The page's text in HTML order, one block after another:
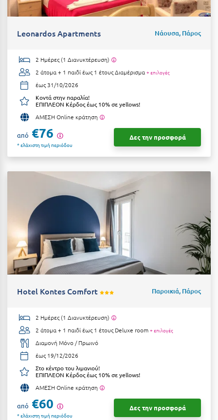
Ηράκλειο
Θάσος
Θεσσαλονίκη
Ιεράπετρα
Ιθάκη
Ικαρία
Καβάλα
Καλάβρυτα
Καλαμάτα
Κάλαμος
Καλαμπάκα
Κάλυμνος
Καμένα Βούρλα
Καρδάμαινα
Καρδαμύλη
Καρδίτσα
Leonardos Apartments Νάουσα, Πάρος
2 Ημέρες (1 Διανυκτέρευση)
2 άτομα + 1 παιδί έως 1 έτουςΔιαμέρισμα + επιλογές
έως 31/10/2026
Κοντά στην παραλία!
ΕΠΙΠΛΕΟΝ Κέρδος έως 10% σε yellows!
ΑΜΕΣΗ Online κράτηση
από €76
* ελάχιστη τιμή περιόδου
Δες την προσφορά
Hotel Kontes Comfort Παροικιά, Πάρος
2 Ημέρες (1 Διανυκτέρευση)
2 άτομα + 1 παιδί έως 1 έτους Deluxe room + επιλογές
Διαμονή Μόνο / Πρωινό
έως 19/12/2026
Στο κέντρο του λιμανιού!
ΕΠΙΠΛΕΟΝ Κέρδος έως 10% σε yellows!
ΑΜΕΣΗ Online κράτηση
από €60
* ελάχιστη τιμή περιόδου
Δες την προσφορά